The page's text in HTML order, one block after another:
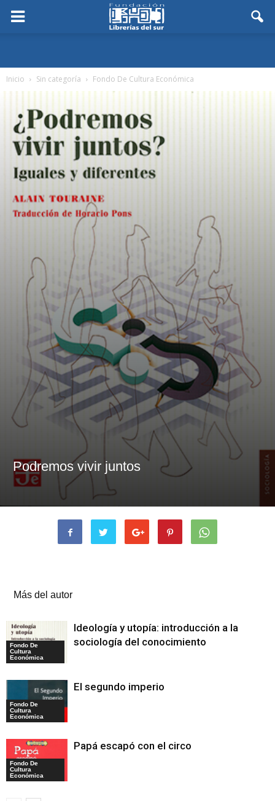
Inicio Sin categoría Fondo De Cultura Económica
Podremos vivir juntos
Más del autor
Fondo De
Cultura
Económica
Ideología y utopía: introducción a la
sociología del conocimiento
Fondo De
Cultura
Económica
El segundo imperio
Fondo De
Cultura
Económica
Papá escapó con el circo